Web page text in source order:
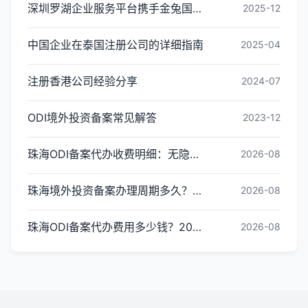
深圳罗湖企业服务平台携手金兔国际ODI备案专家,共建跨境出海全链条服务新生态 2025-12
中国企业在泰国注册公司的详细指南 2025-04
注册香港公司经验分享 2024-07
ODI境外投资备案常见解答 2023-12
珠海ODI备案代办收费明细：无隐形消费更透明 2026-08
珠海境外投资备案办理周期多久？ODI备案下证时间 2026-08
珠海ODI备案代办费用多少钱？2026最新收费标准 2026-08